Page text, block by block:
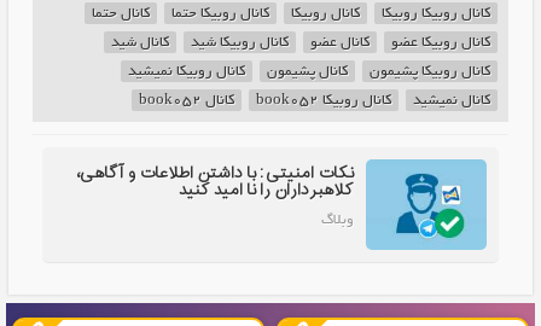
کانال روبیکا روبیکا
کانال روبیکا کانال روبیکا حتما
کانال حتما
کانال روبیکا عضو
کانال عضو کانال روبیکا شید
کانال شید
کانال روبیکا پشیمون
کانال پشیمون
کانال روبیکا نمیشید
کانال نمیشید
کانال روبیکا book052 کانال book052
نکات امنیتی: با داشتن اطلاعات و آگاهی،
کلاهبرداران را نا امید کنید
وبلاگ